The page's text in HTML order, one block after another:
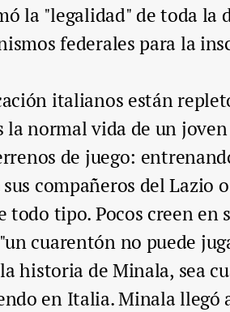
la "legalidad" de toda la
federales para la
italianos están
la normal vida de un
de juego:
compañeros del Lazio
todo tipo. Pocos creen en
cuarentón no puede
historia de Minala, sea
en Italia. Minala llegó